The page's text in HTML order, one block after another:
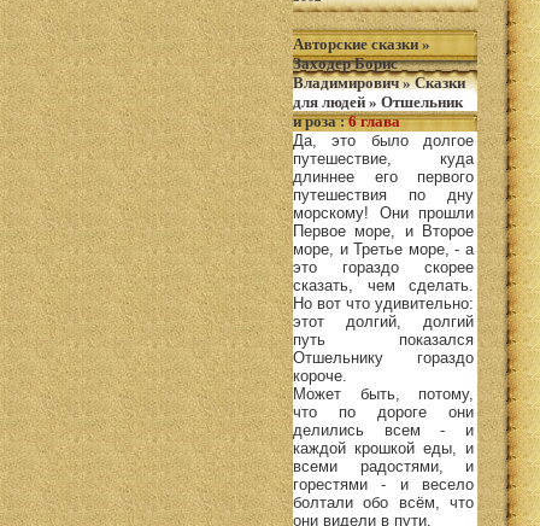
Авторские сказки »
Заходер Борис
Владимирович»Сказки
для людей » Отшельник
и роза:6 глава
Да, это было долгое
путешествие, куда
длиннее его первого
путешествия по дну
морскому! Они прошли
Первое море, и Второе
море, и Третье море, - а
это гораздо скорее
сказать, чем сделать.
Но вот что удивительно:
этот долгий, долгий
путь показался
Отшельнику гораздо
короче.
Может быть, потому,
что по дороге они
делились всем - и
каждой крошкой еды, и
всеми радостями, и
горестями - и весело
болтали обо всём, что
они видели в пути.